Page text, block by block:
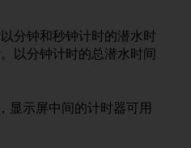
分钟和秒钟计时的潜水时
以分钟计时的总潜水时间
，显示屏中间的计时器可用